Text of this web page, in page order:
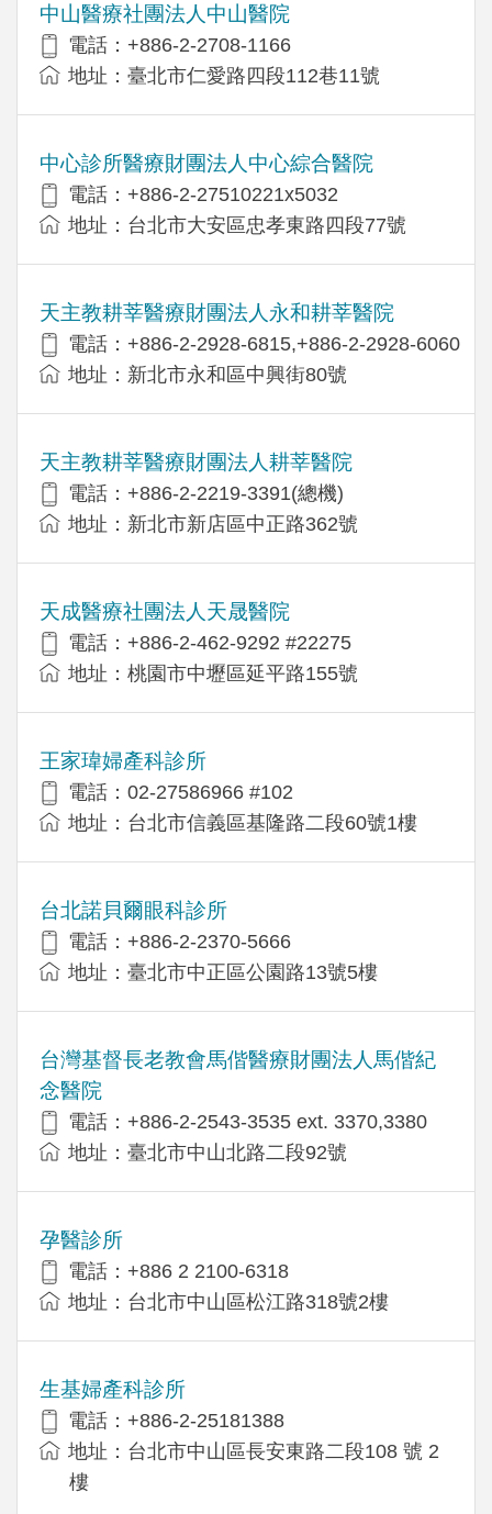
中山醫療社團法人中山醫院
電話：+886-2-2708-1166
地址：臺北市仁愛路四段112巷11號
中心診所醫療財團法人中心綜合醫院
電話：+886-2-27510221x5032
地址：台北市大安區忠孝東路四段77號
天主教耕莘醫療財團法人永和耕莘醫院
電話：+886-2-2928-6815,+886-2-2928-6060
地址：新北市永和區中興街80號
天主教耕莘醫療財團法人耕莘醫院
電話：+886-2-2219-3391(總機)
地址：新北市新店區中正路362號
天成醫療社團法人天晟醫院
電話：+886-2-462-9292 #22275
地址：桃園市中壢區延平路155號
王家瑋婦產科診所
電話：02-27586966 #102
地址：台北市信義區基隆路二段60號1樓
台北諾貝爾眼科診所
電話：+886-2-2370-5666
地址：臺北市中正區公園路13號5樓
台灣基督長老教會馬偕醫療財團法人馬偕紀
念醫院
電話：+886-2-2543-3535 ext. 3370,3380
地址：臺北市中山北路二段92號
孕醫診所
電話：+886 2 2100-6318
地址：台北市中山區松江路318號2樓
生基婦產科診所
電話：+886-2-25181388
地址：台北市中山區長安東路二段108 號 2
樓